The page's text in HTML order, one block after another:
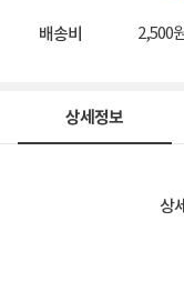
배송비 2,500
상세정보
상